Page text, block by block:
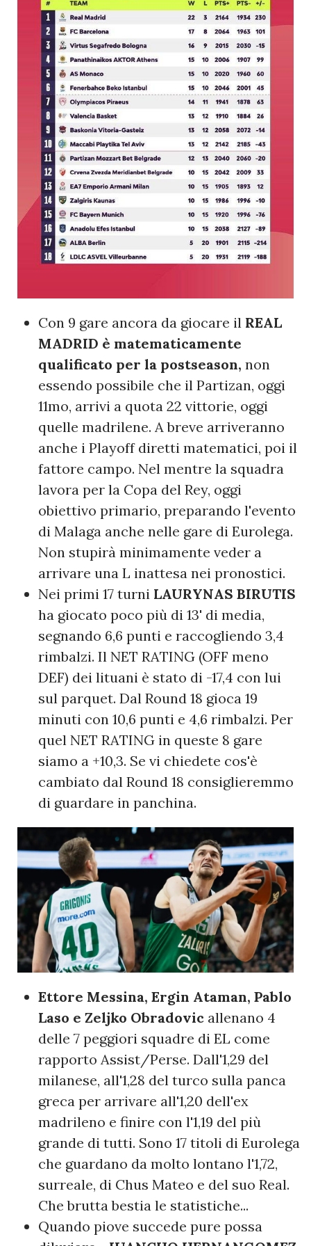
Con 9 gare ancora da giocare il REAL
MADRID è matematicamente
qualificato per la postseason, non
essendo possibile che il Partizan, oggi
11mo, arrivi a quota 22 vittorie, oggi
quelle madrilene. A breve arriveranno
anche i Playoff diretti matematici, poi il
fattore campo. Nel mentre la squadra
lavora per la Copa del Rey, oggi
obiettivo primario, preparando l'evento
di Malaga anche nelle gare di Eurolega.
Non stupirà minimamente veder a
arrivare una L inattesa nei pronostici.
Nei primi 17 turni LAURYNAS BIRUTIS
ha giocato poco più di 13' di media,
segnando 6,6 punti e raccogliendo 3,4
rimbalzi. Il NET RATING (OFF meno
DEF) dei lituani è stato di -17,4 con lui
sul parquet. Dal Round 18 gioca 19
minuti con 10,6 punti e 4,6 rimbalzi. Per
quel NET RATING in queste 8 gare
siamo a +10,3. Se vi chiedete cos'è
cambiato dal Round 18 consiglieremmo
di guardare in panchina.
Ettore Messina, Ergin Ataman, Pablo
Laso e Zeljko Obradovic allenano 4
delle 7 peggiori squadre di EL come
rapporto Assist/Perse. Dall'1,29 del
milanese, all'1,28 del turco sulla panca
greca per arrivare all'1,20 dell'ex
madrileno e finire con l'1,19 del più
grande di tutti. Sono 17 titoli di Eurolega
che guardano da molto lontano l'1,72,
surreale, di Chus Mateo e del suo Real.
Che brutta bestia le statistiche...
Quando piove succede pure possa